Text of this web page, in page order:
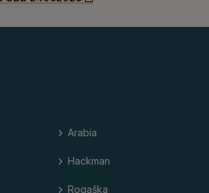
Arabia
Hackman
Rogaška